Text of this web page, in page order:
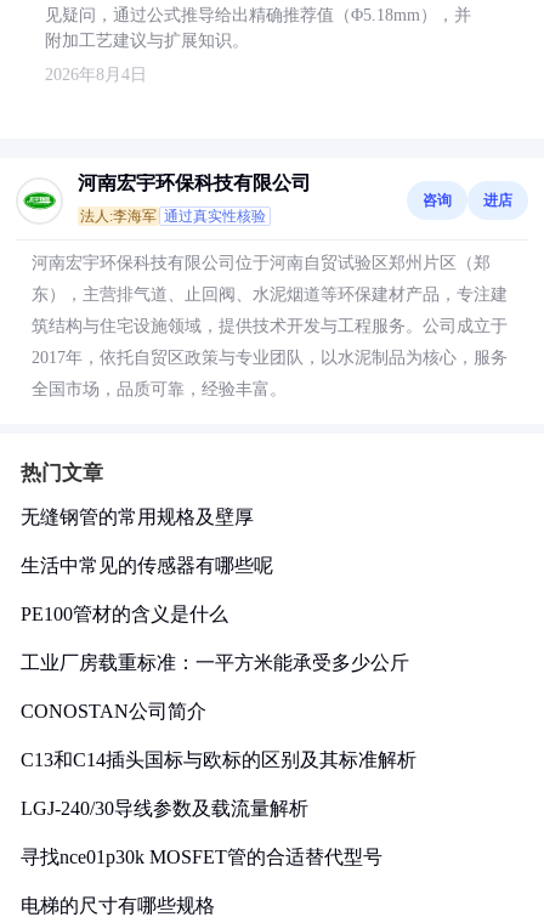
见疑问，通过公式推导给出精确推荐值（Φ5.18mm），并
附加工艺建议与扩展知识。
2026年8月4日
河南宏宇环保科技有限公司
法人:李海军 通过真实性核验
咨询 进店
河南宏宇环保科技有限公司位于河南自贸试验区郑州片区（郑
东），主营排气道、止回阀、水泥烟道等环保建材产品，专注建
筑结构与住宅设施领域，提供技术开发与工程服务。公司成立于
2017年，依托自贸区政策与专业团队，以水泥制品为核心，服务
全国市场，品质可靠，经验丰富。
热门文章
无缝钢管的常用规格及壁厚
生活中常见的传感器有哪些呢
PE100管材的含义是什么
工业厂房载重标准：一平方米能承受多少公斤
CONOSTAN公司简介
C13和C14插头国标与欧标的区别及其标准解析
LGJ-240/30导线参数及载流量解析
寻找nce01p30k MOSFET管的合适替代型号
电梯的尺寸有哪些规格